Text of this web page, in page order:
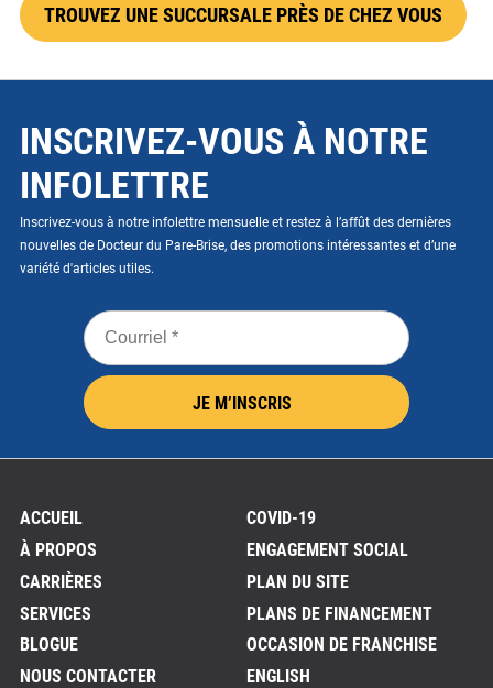
TROUVEZ UNE SUCCURSALE PRÈS DE CHEZ VOUS
INSCRIVEZ-VOUS À NOTRE
INFOLETTRE
Inscrivez-vous à notre infolettre mensuelle et restez à l’affût des dernières
nouvelles de Docteur du Pare-Brise, des promotions intéressantes et d’une
variété d'articles utiles.
Courriel
*
JE M’INSCRIS
ACCUEIL
À PROPOS
CARRIÈRES
SERVICES
BLOGUE
NOUS CONTACTER
COVID-19
ENGAGEMENT SOCIAL
PLAN DU SITE
PLANS DE FINANCEMENT
OCCASION DE FRANCHISE
ENGLISH